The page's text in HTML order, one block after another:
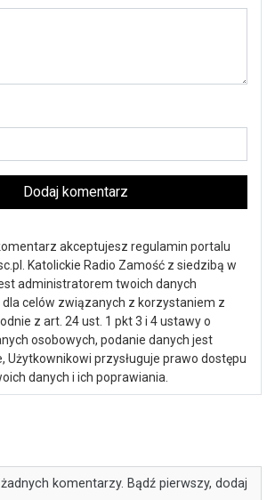
Dodaj komentarz
akceptujesz regulamin portalu
Katolickie Radio Zamość z siedzibą w
administratorem twoich danych
celów związanych z korzystaniem z
z art. 24 ust. 1 pkt 3 i 4 ustawy o
osobowych, podanie danych jest
Użytkownikowi przysługuje prawo dostępu
danych i ich poprawiania.
komentarzy. Bądź pierwszy, dodaj